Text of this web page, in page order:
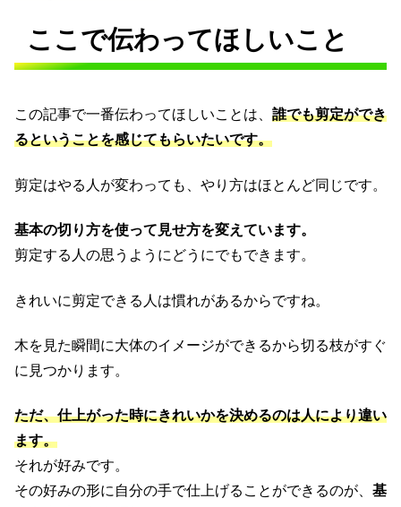
ここで伝わってほしいこと
この記事で一番伝わってほしいことは、 誰でも剪定ができ
るということを感じてもらいたいです。
剪定はやる人が変わっても、やり方はほとんど同じです。
基本の切り方を使って見せ方を変えています。
剪定する人の思うようにどうにでもできます。
きれいに剪定できる人は慣れがあるからですね。
木を見た瞬間に大体のイメージができるから切る枝がすぐ
に見つかります。
ただ、仕上がった時にきれいかを決めるのは人により違い
ます。
それが好みです。
その好みの形に自分の手で仕上げることができるのが、 基